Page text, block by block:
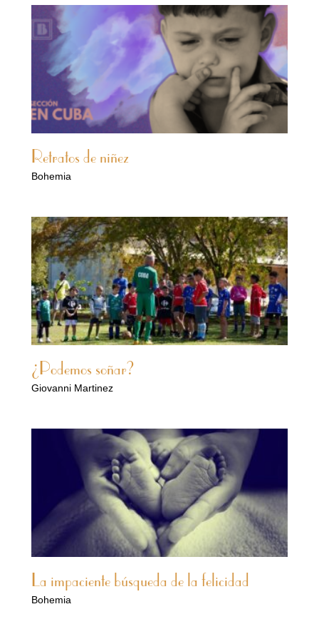
Retratos de niñez
Bohemia
¿Podemos soñar?
Giovanni Martinez
La impaciente búsqueda de la felicidad
Bohemia